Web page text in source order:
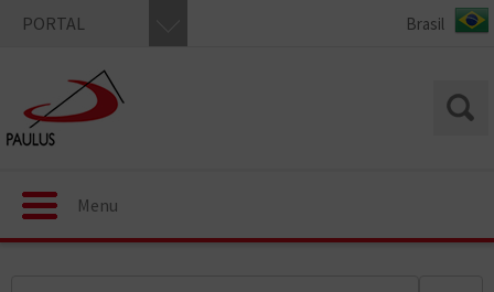
PORTAL
Menu